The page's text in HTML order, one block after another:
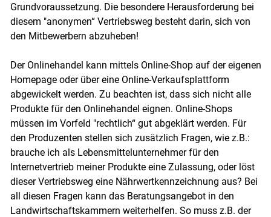
Grundvoraussetzung. Die besondere Herausforderung bei
diesem "anonymen“ Vertriebsweg besteht darin, sich von
den Mitbewerbern abzuheben!
Der Onlinehandel kann mittels Online-Shop auf der eigenen
Homepage oder über eine Online-Verkaufsplattform
abgewickelt werden. Zu beachten ist, dass sich nicht alle
Produkte für den Onlinehandel eignen. Online-Shops
müssen im Vorfeld "rechtlich“ gut abgeklärt werden. Für
den Produzenten stellen sich zusätzlich Fragen, wie z.B.:
brauche ich als Lebensmittelunternehmer für den
Internetvertrieb meiner Produkte eine Zulassung, oder löst
dieser Vertriebsweg eine Nährwertkennzeichnung aus? Bei
all diesen Fragen kann das Beratungsangebot in den
Landwirtschaftskammern weiterhelfen. So muss z.B. der